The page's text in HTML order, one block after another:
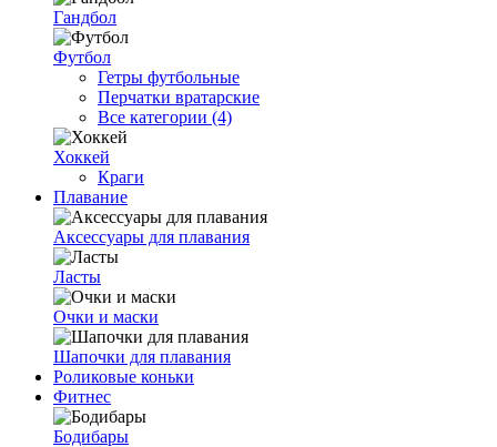
Гандбол
Футбол
Гетры футбольные
Перчатки вратарские
Все категории (4)
Хоккей
Краги
Плавание
Аксессуары для плавания
Ласты
Очки и маски
Шапочки для плавания
Роликовые коньки
Фитнес
Бодибары